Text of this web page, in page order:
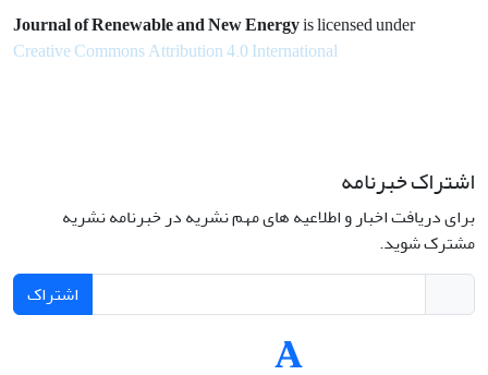
Journal of Renewable and New Energyis licensed under
Creative Commons Attribution 4.0 International
اشتراک خبرنامه
برای دریافت اخبار و اطلاعیه های مهم نشریه در خبرنامه نشریه
مشترک شوید.
اشتراک